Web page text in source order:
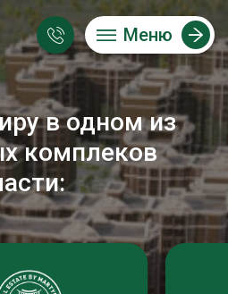
Меню
в одном из
комплеков